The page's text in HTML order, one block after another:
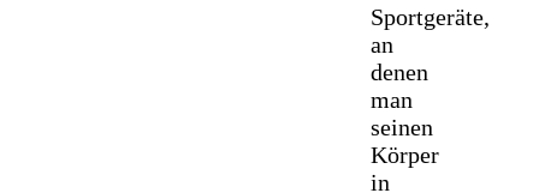
Sportgeräte,
an
denen
man
seinen
Körper
in